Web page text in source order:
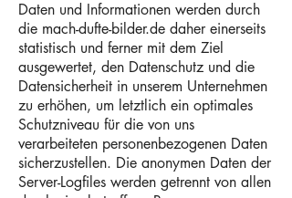
Daten und Informationen werden durch
die mach-dufte-bilder.de daher einerseits
statistisch und ferner mit dem Ziel
ausgewertet, den Datenschutz und die
Datensicherheit in unserem Unternehmen
zu erhöhen, um letztlich ein optimales
Schutzniveau für die von uns
verarbeiteten personenbezogenen Daten
sicherzustellen. Die anonymen Daten der
Server-Logfiles werden getrennt von allen